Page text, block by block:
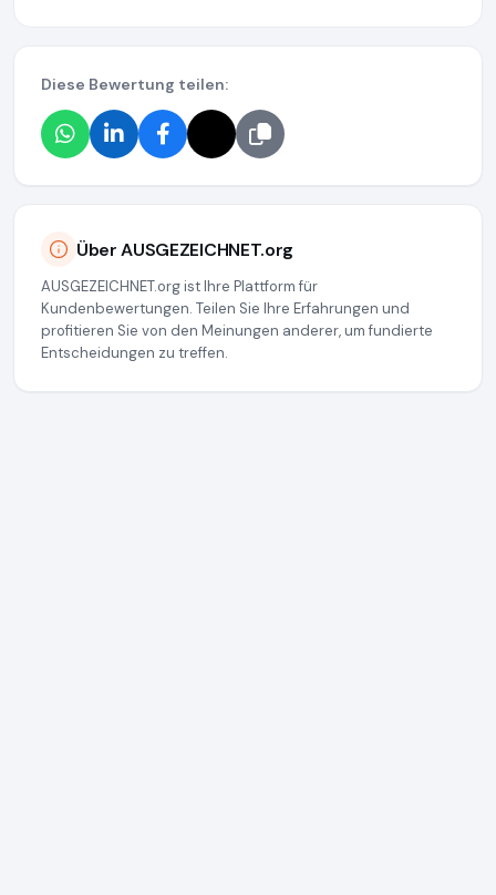
Diese Bewertung teilen:
Über AUSGEZEICHNET.org
AUSGEZEICHNET.org ist Ihre Plattform für
Kundenbewertungen. Teilen Sie Ihre Erfahrungen und
profitieren Sie von den Meinungen anderer, um fundierte
Entscheidungen zu treffen.